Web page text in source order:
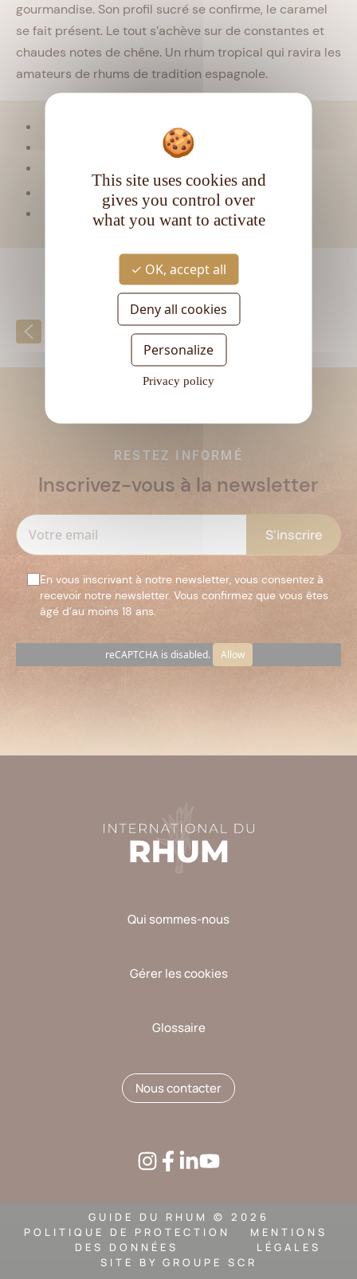
gourmandise. Son profil sucré se confirme, le caramel
se fait présent. Le tout s’achève sur de constantes et
chaudes notes de chêne. Un rhum tropical qui ravira les
amateurs de rhums de tradition espagnole.
Tropical
Matière première :Mélasse
Contenance :
CL
Degré d'alcool :40°
Retour à la liste
RESTEZ INFORMÉ
Inscrivez-vous à la newsletter
En vous inscrivant à notre newsletter, vous consentez à
recevoir notre newsletter. Vous confirmez que vous êtes
âgé d’au moins 18 ans.
reCAPTCHA is disabled. Allow
vide.
Qui sommes-nous
Gérer les cookies
Glossaire
Nous contacter
GUIDE DU RHUM © 2026
POLITIQUE DE PROTECTION
DES DONNÉES
MENTIONS
LÉGALES
SITE BY GROUPE SCR
This site uses cookies and
gives you control over
what you want to activate
OK, accept all
Deny all cookies
Personalize
Privacy policy